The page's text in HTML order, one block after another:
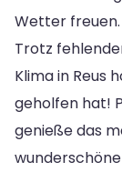
Wetter freuen.
Trotz
Klima in Reus
geholfen hat!
genieße das